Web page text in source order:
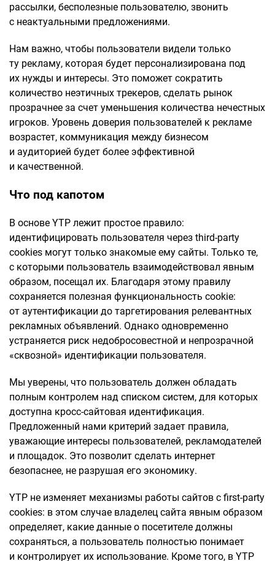
рассылки, бесполезные пользователю, звонить
с неактуальными предложениями.
Нам важно, чтобы пользователи видели только
ту рекламу, которая будет персонализирована под
их нужды и интересы. Это поможет сократить
количество неэтичных трекеров, сделать рынок
прозрачнее за счет уменьшения количества нечестных
игроков. Уровень доверия пользователей к рекламе
возрастет, коммуникация между бизнесом
и аудиторией будет более эффективной
и качественной.
Что под капотом
В основе YTP лежит простое правило:
идентифицировать пользователя через third-party
cookies могут только знакомые ему сайты. Только те,
с которыми пользователь взаимодействовал явным
образом, посещал их. Благодаря этому правилу
сохраняется полезная функциональность cookie:
от аутентификации до таргетирования релевантных
рекламных объявлений. Однако одновременно
устраняется риск недобросовестной и непрозрачной
«сквозной» идентификации пользователя.
Мы уверены, что пользователь должен обладать
полным контролем над списком систем, для которых
доступна кросс-сайтовая идентификация.
Предложенный нами критерий задает правила,
уважающие интересы пользователей, рекламодателей
и площадок. Это позволит сделать интернет
безопаснее, не разрушая его экономику.
YTP не изменяет механизмы работы сайтов с first-party
cookies: в этом случае владелец сайта явным образом
определяет, какие данные о посетителе должны
сохраняться, а пользователь полностью понимает
и контролирует их использование. Кроме того, в YTP